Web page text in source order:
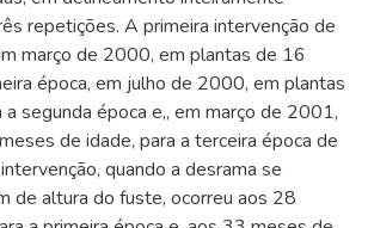
repetições. A primeira intervenção de
março de 2000, em plantas de 16
época, em julho de 2000, em plantas
segunda época e,, em março de 2001,
de idade, para a terceira época de
quando a desrama se
de altura do fuste, ocorreu aos 28